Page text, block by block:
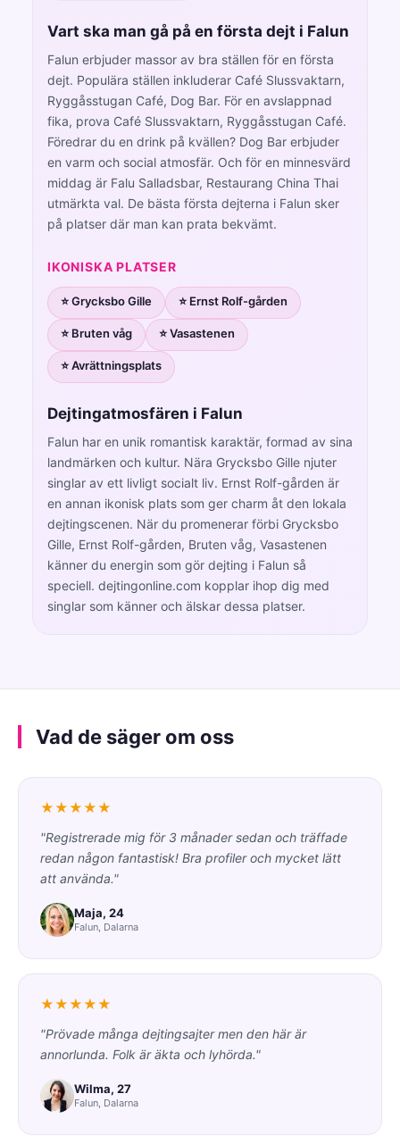
Vart ska man gå på en första dejt i Falun
Falun erbjuder massor av bra ställen för en första
dejt. Populära ställen inkluderar Café Slussvaktarn,
Ryggåsstugan Café, Dog Bar. För en avslappnad
fika, prova Café Slussvaktarn, Ryggåsstugan Café.
Föredrar du en drink på kvällen? Dog Bar erbjuder
en varm och social atmosfär. Och för en minnesvärd
middag är Falu Salladsbar, Restaurang China Thai
utmärkta val. De bästa första dejterna i Falun sker
på platser där man kan prata bekvämt.
IKONISKA PLATSER
⭐ Grycksbo Gille ⭐ Ernst Rolf-gården
⭐ Bruten våg ⭐ Vasastenen
⭐ Avrättningsplats
Dejtingatmosfären i Falun
Falun har en unik romantisk karaktär, formad av sina
landmärken och kultur. Nära Grycksbo Gille njuter
singlar av ett livligt socialt liv. Ernst Rolf-gården är
en annan ikonisk plats som ger charm åt den lokala
dejtingscenen. När du promenerar förbi Grycksbo
Gille, Ernst Rolf-gården, Bruten våg, Vasastenen
känner du energin som gör dejting i Falun så
speciell. dejtingonline.com kopplar ihop dig med
singlar som känner och älskar dessa platser.
Vad de säger om oss
★★★★★
"Registrerade mig för 3 månader sedan och träffade
redan någon fantastisk! Bra profiler och mycket lätt
att använda."
Maja, 24
Falun, Dalarna
★★★★★
"Prövade många dejtingsajter men den här är
annorlunda. Folk är äkta och lyhörda."
Wilma, 27
Falun, Dalarna